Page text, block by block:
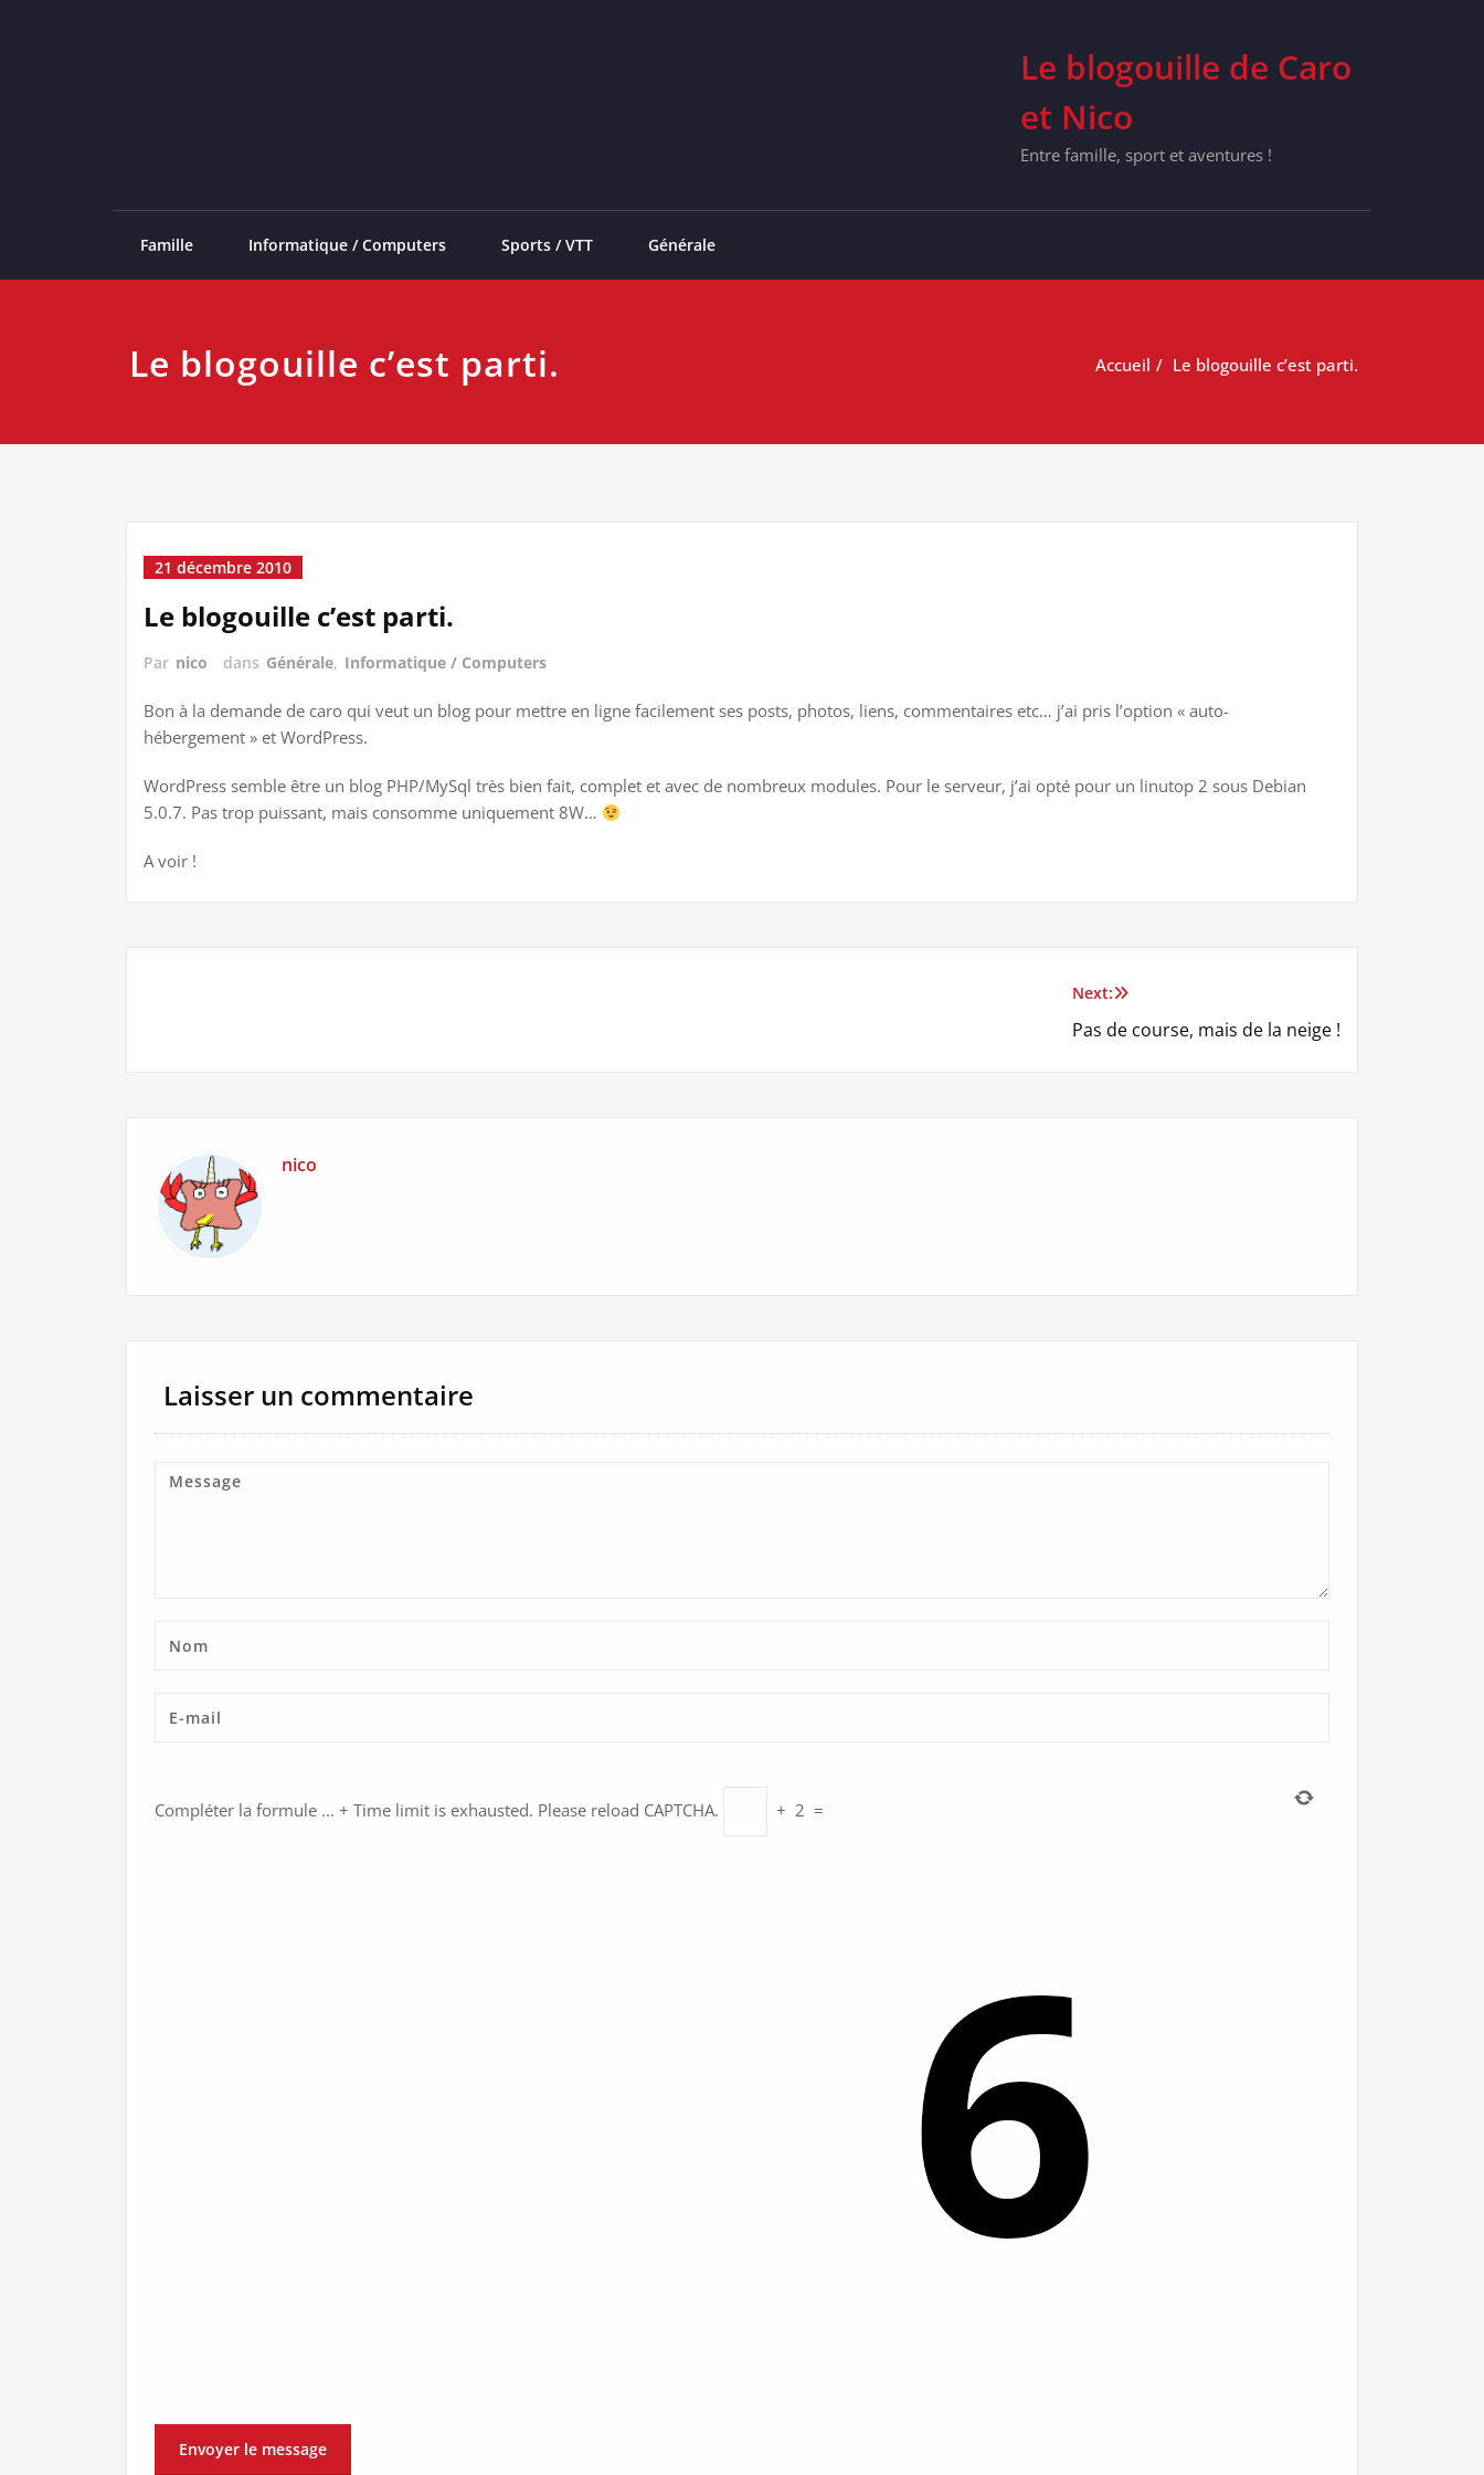
Le blogouille de Caro
et Nico
Entre famille, sport et aventures !
Famille Informatique / Computers Sports / VTT Générale
Le blogouille c’est parti. Accueil Le blogouille c’est parti.
21 décembre 2010
Le blogouille c’est parti.
Par nico dans Générale, Informatique / Computers
Bon à la demande de caro qui veut un blog pour mettre en ligne facilement ses posts, photos, liens, commentaires etc… j’ai pris l’option « auto-
hébergement » et WordPress.
WordPress semble être un blog PHP/MySql très bien fait, complet et avec de nombreux modules. Pour le serveur, j’ai opté pour un linutop 2 sous Debian
5.0.7. Pas trop puissant, mais consomme uniquement 8W…
A voir !
Next:
Pas de course, mais de la neige !
nico
Laisser un commentaire
Compléter la formule ... + Time limit is exhausted. Please reload CAPTCHA. + 2 =